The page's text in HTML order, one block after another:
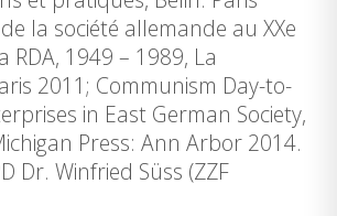
la société allemande au XXe
RDA, 1949 – 1989, La
2011; Communism Day-to-
in East German Society,
Press: Ann Arbor 2014.
Dr. Winfried Süss (ZZF